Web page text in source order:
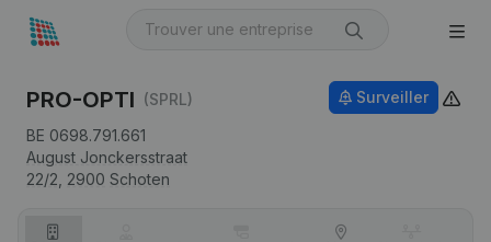
PRO-OPTI (SPRL)
BE 0698.791.661
August Jonckersstraat
22/2, 2900 Schoten
Surveiller